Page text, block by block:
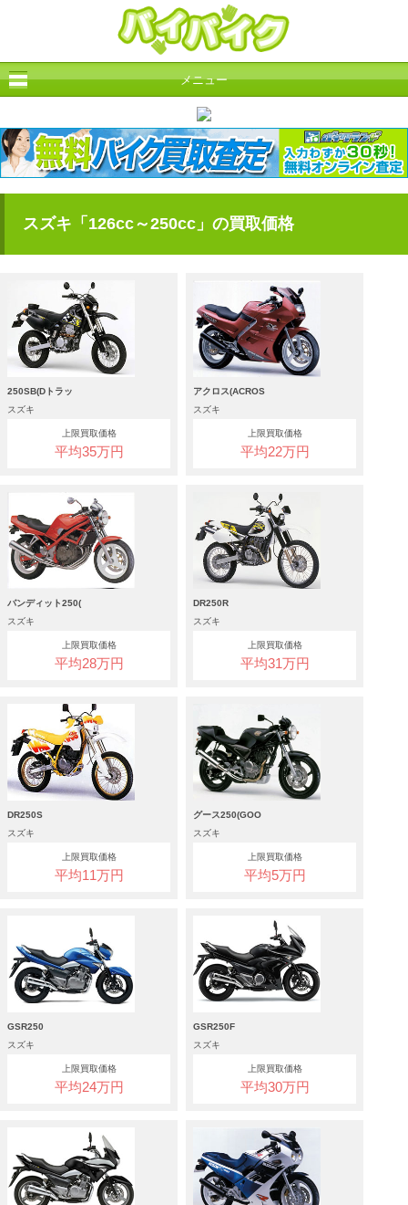
メニュー
スズキ「126cc～250cc」の買取価格
250SB(Dトラッ
スズキ
上限買取価格
平均35万円
アクロス(ACROS
スズキ
上限買取価格
平均22万円
バンディット250(
スズキ
上限買取価格
平均28万円
DR250R
スズキ
上限買取価格
平均31万円
DR250S
スズキ
上限買取価格
平均11万円
グース250(GOO
スズキ
上限買取価格
平均5万円
GSR250
スズキ
上限買取価格
平均24万円
GSR250F
スズキ
上限買取価格
平均30万円